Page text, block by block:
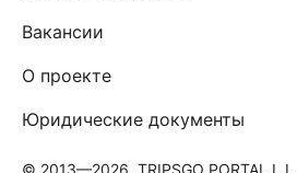
Вакансии
О проекте
Юридические документы
© 2013—2026, TRIPSGO PORTAL